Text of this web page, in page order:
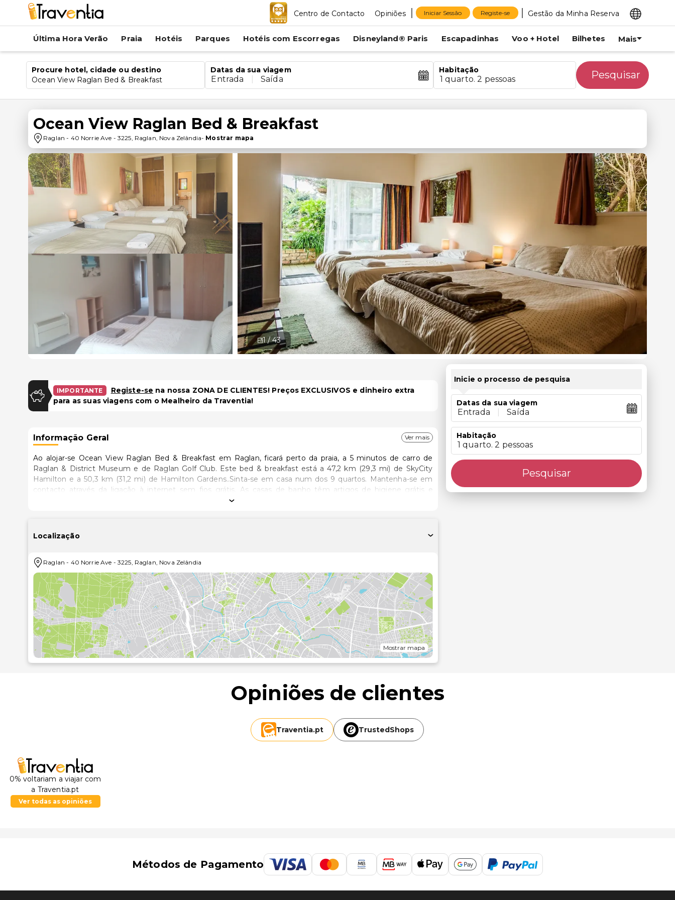
Centro de Contacto Opiniões Iniciar Sessão Registe-se Gestão da Minha Reserva
Última Hora Verão Praia Hotéis Parques Hotéis com Escorregas Disneyland® Paris Escapadinhas Voo + Hotel Bilhetes Mais
Procure hotel, cidade ou destino
Ocean View Raglan Bed & Breakfast
Datas da sua viagem
Entrada Saída
Habitação
1 quarto. 2 pessoas Pesquisar
Ocean View Raglan Bed & Breakfast
Raglan - 40 Norrie Ave - 3225, Raglan, Nova Zelândia- Mostrar mapa
1 /43
IMPORTANTE Registe-se na nossa ZONA DE CLIENTES! Preços EXCLUSIVOS e dinheiro extra
para as suas viagens com o Mealheiro da Traventia!
Informação Geral Ver mais
Ao alojar-se Ocean View Raglan Bed & Breakfast em Raglan, ficará perto da praia, a 5 minutos de carro de
Raglan & District Museum e de Raglan Golf Club. Este bed & breakfast está a 47,2 km (29,3 mi) de SkyCity
Hamilton e a 50,3 km (31,2 mi) de Hamilton Gardens..Sinta-se em casa num dos 9 quartos. Mantenha-se em
contacto através da ligação à internet sem fios grátis. As casas de banho têm artigos de higiene grátis e
secadores de cabelo. A limpeza dos quartos é efetuada diária e poderá solicitar ferros/tábuas de
área para piqueniques e de grelhadores de churrasco..Comece as suas manhãs da melhor forma com um
pequeno-almoço continental grátis, servido diariamente entre as 7:30 e as 9:30..A receção está aberta durante
local..As distâncias são apresentadas à 0,1 milha e ao quilómetro mais próximo.
Raglan & District Museum - 0,6 km/0,4 mi
Raglan Golf Club - 2 km/1,3 mi
Ngarunui Beach - 3,8 km/2,3 mi
Whale Bay - 7,8 km/4,9 mi
Mount Karioi - 13,9 km/8,6 mi
Bridal Veil Falls - 20,1 km/12,5 mi
Ruapuke Beach - 21,9 km/13,6 mi
Waingaro Hot Springs - 31,1 km/19,3 mi
Mount Pirongia - 44 km/27,4 mi
Localização
Raglan - 40 Norrie Ave - 3225, Raglan, Nova Zelândia
Mostrar mapa
Inicie o processo de pesquisa
Datas da sua viagem
Entrada Saída
Habitação
1 quarto. 2 pessoas
Pesquisar
Opiniões de clientes
Traventia.pt TrustedShops
0% voltariam a viajar com
a Traventia.pt
Ver todas as opiniões
Métodos de Pagamento